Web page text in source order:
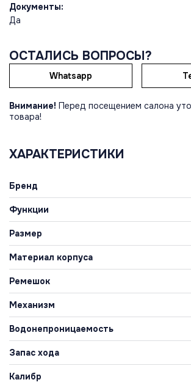
Документы:
Да
ОСТАЛИСЬ ВОПРОСЫ?
Whatsapp
Внимание! Перед посещением салона
товара!
ХАРАКТЕРИСТИКИ
Бренд
Функции
Размер
Материал корпуса
Ремешок
Механизм
Водонепроницаемость
Запас хода
Калибр